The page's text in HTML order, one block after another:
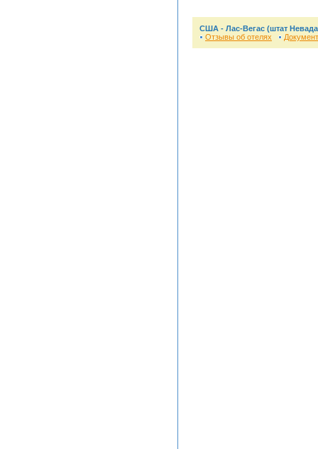
США - Лас-Вегас (штат
Отзывы об отелях